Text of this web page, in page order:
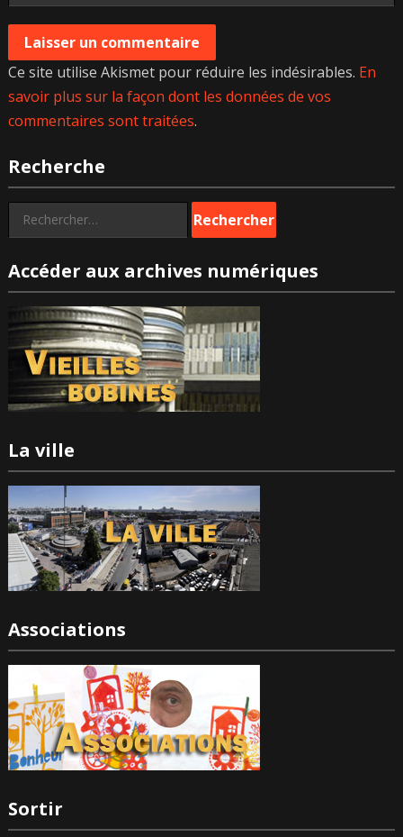
Ce site utilise Akismet pour réduire les indésirables. En
savoir plus sur la façon dont les données de vos
commentaires sont traitées.
Recherche
Rechercher :
Accéder aux archives numériques
La ville
Associations
Sortir